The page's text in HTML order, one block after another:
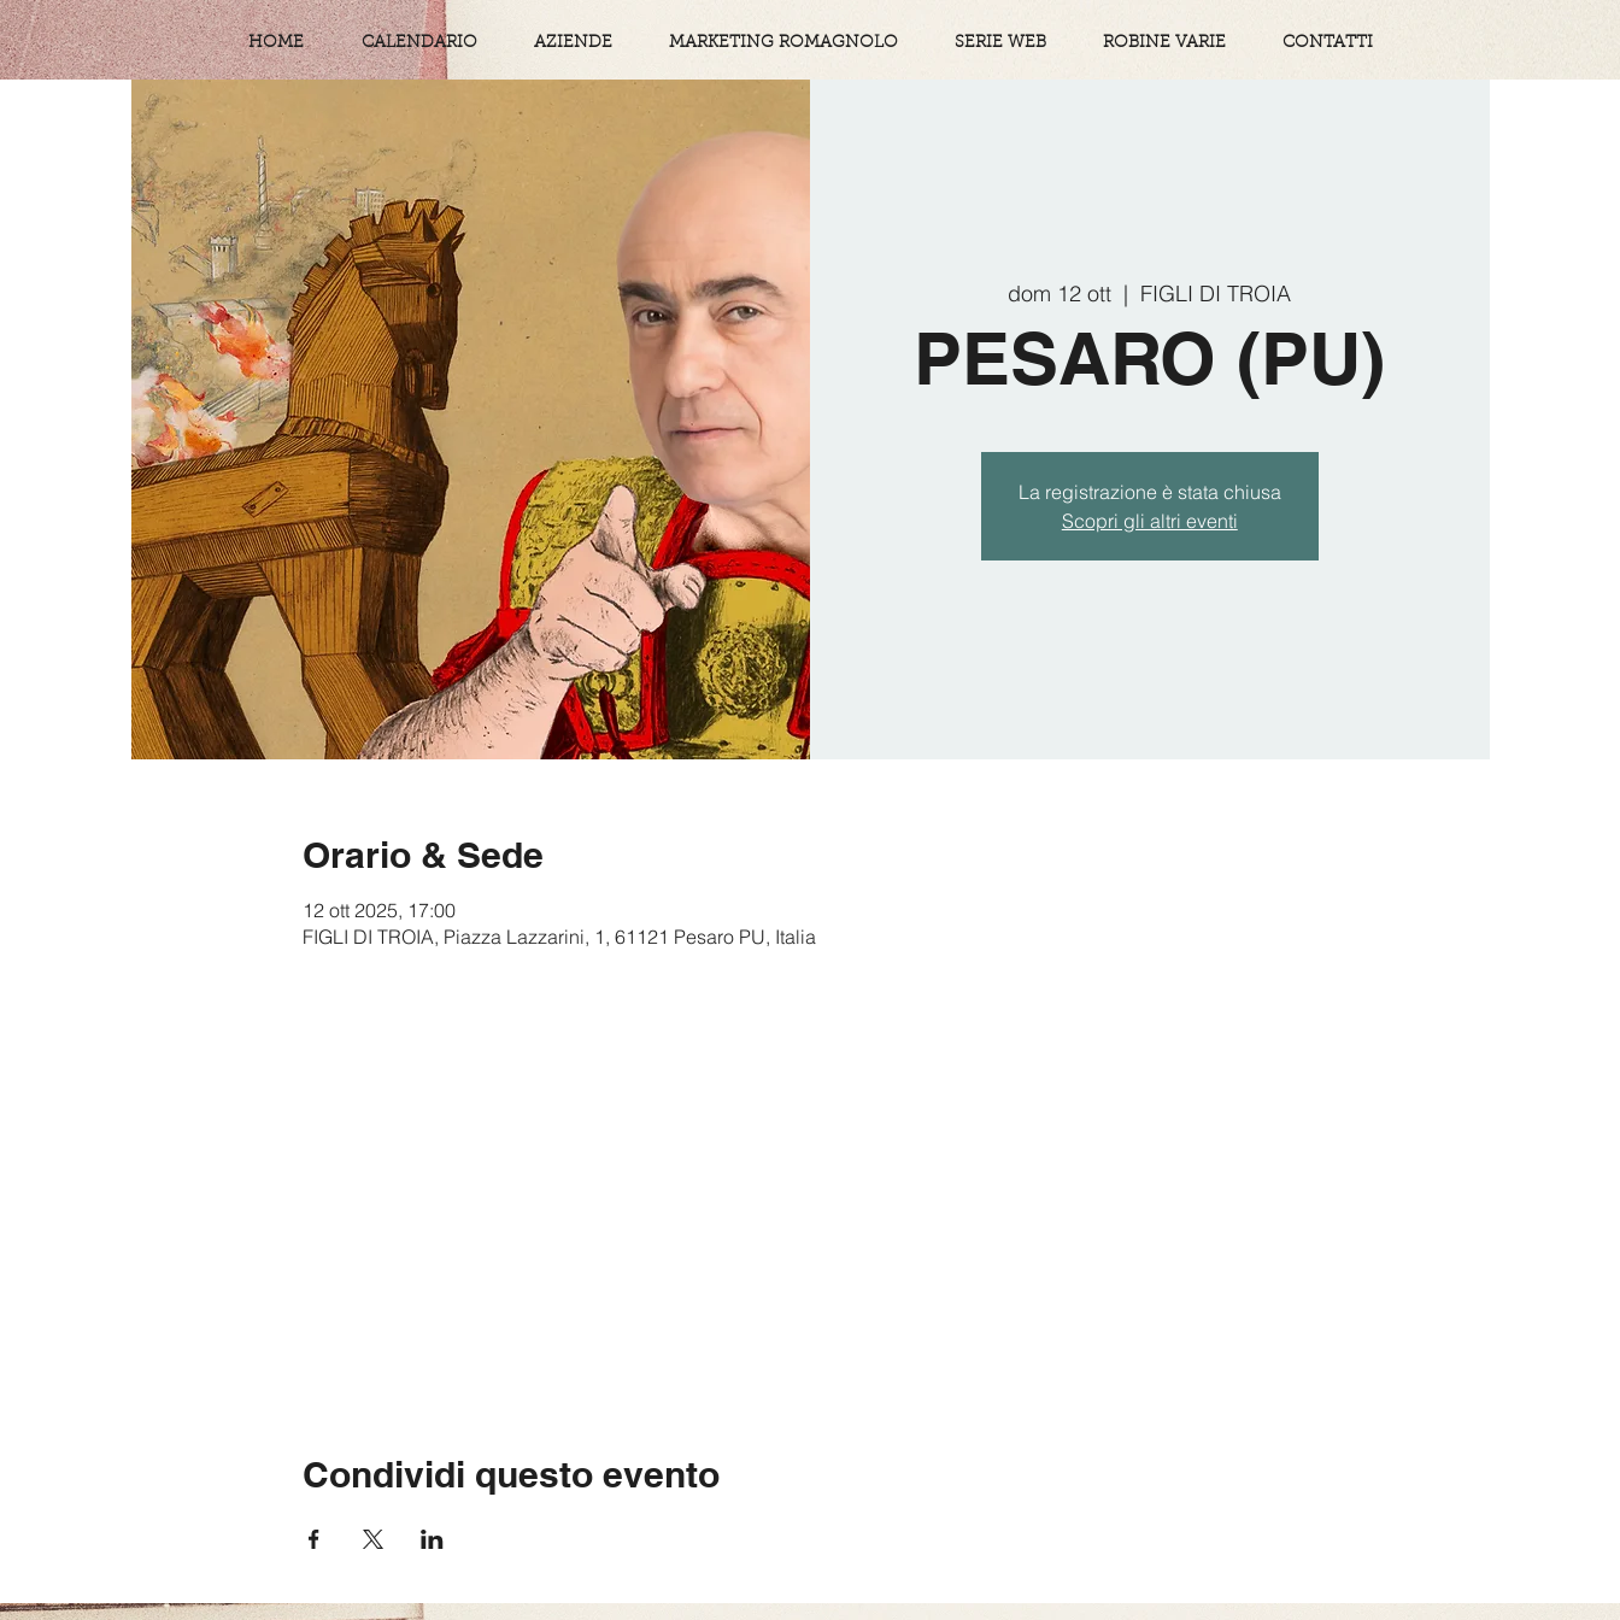
HOME CALENDARIO AZIENDE MARKETING ROMAGNOLO SERIE WEB ROBINE VARIE CONTATTI
dom 12 ott
  |
FIGLI DI TROIA
PESARO (PU)
La registrazione è stata chiusa
Scopri gli altri eventi
Orario & Sede
12 ott 2025, 17:00
FIGLI DI TROIA, Piazza Lazzarini, 1, 61121 Pesaro PU, Italia
Condividi questo evento